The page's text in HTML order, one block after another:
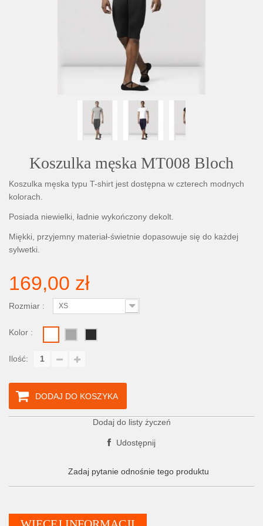
Koszulka męska MT008 Bloch
Koszulka męska typu T-shirt jest dostępna w czterech modnych
kolorach.
Posiada niewielki, ładnie wykończony dekolt.
Miękki, przyjemny materiał-świetnie dopasowuje się do każdej
sylwetki.
169,00 zł
Rozmiar : XS
Kolor :
Ilość:
DODAJ DO KOSZYKA
Dodaj do listy życzeń
Udostępnij
Zadaj pytanie odnośnie tego produktu